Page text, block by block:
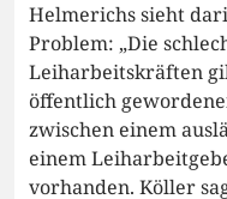
Helmerichs sieht
Problem: „Die
Leiharbeitskräften
öffentlich
zwischen einem
einem
vorhanden. Köller